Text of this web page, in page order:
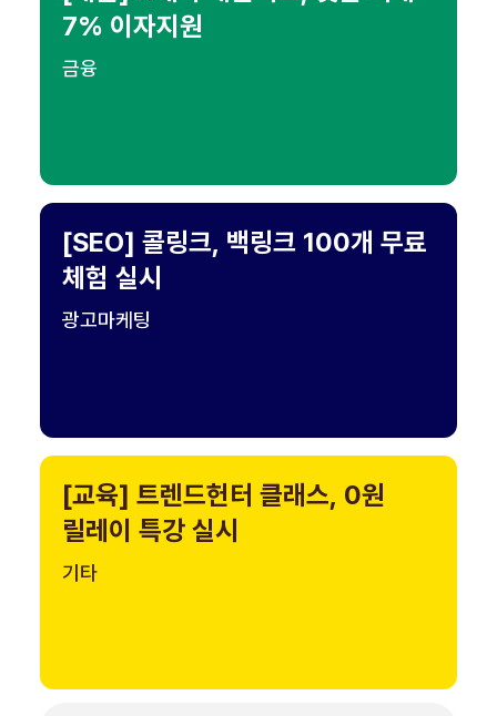
7% 이자지원
금융
[SEO] 콜링크, 백링크 100개 무료
체험 실시
광고마케팅
[교육] 트렌드헌터 클래스, 0원
릴레이 특강 실시
기타